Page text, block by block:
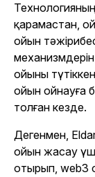
қарамастан,
ойын
ойыны
ойын ойнауға
толған кезде.
Дегенмен,
ойын жасау
отырып, web3